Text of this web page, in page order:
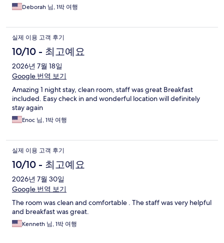
Deborah 님, 1박 여행
실제 이용 고객 후기
10/10 - 최고예요
2026년 7월 18일
Google 번역 보기
Amazing 1 night stay, clean room, staff was great Breakfast
included. Easy check in and wonderful location will definitely
stay again
Enoc 님, 1박 여행
실제 이용 고객 후기
10/10 - 최고예요
2026년 7월 30일
Google 번역 보기
The room was clean and comfortable . The staff was very helpful
and breakfast was great.
Kenneth 님, 1박 여행